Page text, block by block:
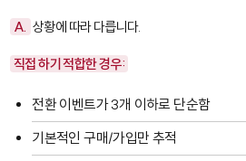
A. 상황에 따라 다릅니다.
직접 하기 적합한 경우:
전환 이벤트가 3개 이하로 단순함
기본적인 구매/가입만 추적